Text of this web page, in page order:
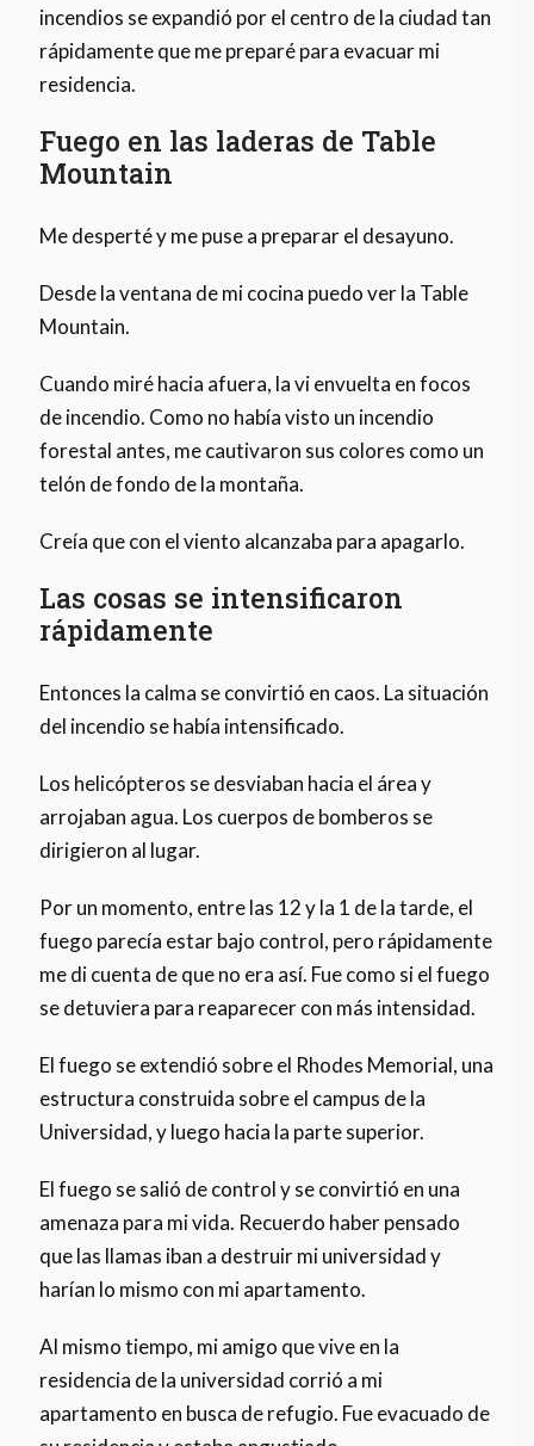
incendios se expandió por el centro de la ciudad tan
rápidamente que me preparé para evacuar mi
residencia.
Fuego en las laderas de Table
Mountain
Me desperté y me puse a preparar el desayuno.
Desde la ventana de mi cocina puedo ver la Table
Mountain.
Cuando miré hacia afuera, la vi envuelta en focos
de incendio. Como no había visto un incendio
forestal antes, me cautivaron sus colores como un
telón de fondo de la montaña.
Creía que con el viento alcanzaba para apagarlo.
Las cosas se intensificaron
rápidamente
Entonces la calma se convirtió en caos. La situación
del incendio se había intensificado.
Los helicópteros se desviaban hacia el área y
arrojaban agua. Los cuerpos de bomberos se
dirigieron al lugar.
Por un momento, entre las 12 y la 1 de la tarde, el
fuego parecía estar bajo control, pero rápidamente
me di cuenta de que no era así. Fue como si el fuego
se detuviera para reaparecer con más intensidad.
El fuego se extendió sobre el Rhodes Memorial, una
estructura construida sobre el campus de la
Universidad, y luego hacia la parte superior.
El fuego se salió de control y se convirtió en una
amenaza para mi vida. Recuerdo haber pensado
que las llamas iban a destruir mi universidad y
harían lo mismo con mi apartamento.
Al mismo tiempo, mi amigo que vive en la
residencia de la universidad corrió a mi
apartamento en busca de refugio. Fue evacuado de